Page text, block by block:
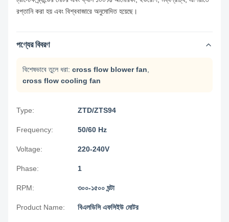
রপ্তানি করা হয় এবং বিশ্ববাজারে অনুমোদিত হয়েছে।
পণ্যের বিবরণ
বিশেষভাবে তুলে ধরা: cross flow blower fan,
cross flow cooling fan
Type: ZTD/ZTS94
Frequency: 50/60 Hz
Voltage: 220-240V
Phase: 1
RPM: ৩০০-১৫০০ ঘন্টা
Product Name: বিএলডিসি এফসিইউ মোটর